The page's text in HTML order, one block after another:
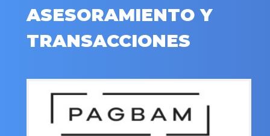
ASESORAMIENTO Y
TRANSACCIONES